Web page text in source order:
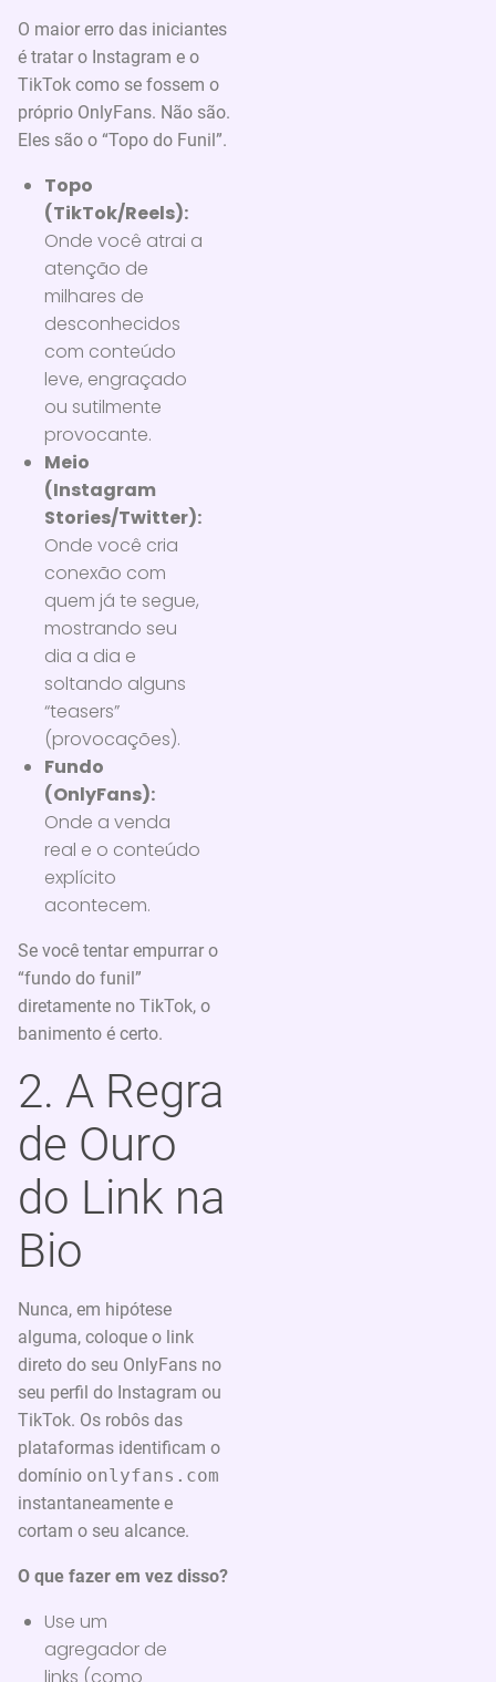
O maior erro das iniciantes
é tratar o Instagram e o
TikTok como se fossem o
próprio OnlyFans. Não são.
Eles são o “Topo do Funil”.
Topo
(TikTok/Reels):
Onde você atrai a
atenção de
milhares de
desconhecidos
com conteúdo
leve, engraçado
ou sutilmente
provocante.
Meio
(Instagram
Stories/Twitter):
Onde você cria
conexão com
quem já te segue,
mostrando seu
dia a dia e
soltando alguns
“teasers”
(provocações).
Fundo
(OnlyFans):
Onde a venda
real e o conteúdo
explícito
acontecem.
Se você tentar empurrar o
“fundo do funil”
diretamente no TikTok, o
banimento é certo.
2. A Regra
de Ouro
do Link na
Bio
Nunca, em hipótese
alguma, coloque o link
direto do seu OnlyFans no
seu perfil do Instagram ou
TikTok. Os robôs das
plataformas identificam o
domínio onlyfans.com
instantaneamente e
cortam o seu alcance.
O que fazer em vez disso?
Use um
agregador de